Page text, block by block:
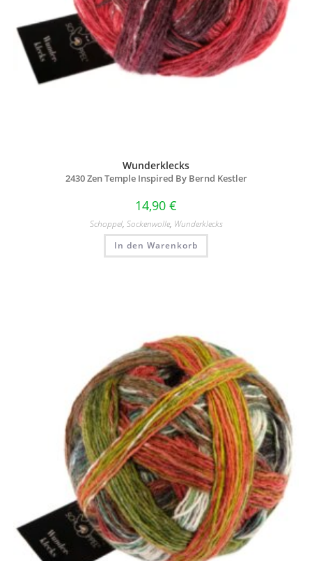
Wunderklecks
2430 Zen Temple Inspired By Bernd Kestler
14,90 €
Schoppel, Sockenwolle, Wunderklecks
In den Warenkorb